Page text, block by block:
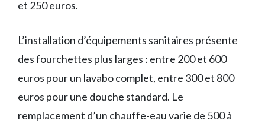
et 250 euros.
L’installation d’équipements sanitaires présente
des fourchettes plus larges : entre 200 et 600
euros pour un lavabo complet, entre 300 et 800
euros pour une douche standard. Le
remplacement d’un chauffe-eau varie de 500 à